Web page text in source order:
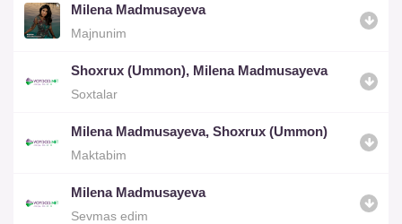
Milena Madmusayeva
Majnunim
Shoxrux (Ummon), Milena Madmusayeva
Soxtalar
Milena Madmusayeva, Shoxrux (Ummon)
Maktabim
Milena Madmusayeva
Sevmas edim